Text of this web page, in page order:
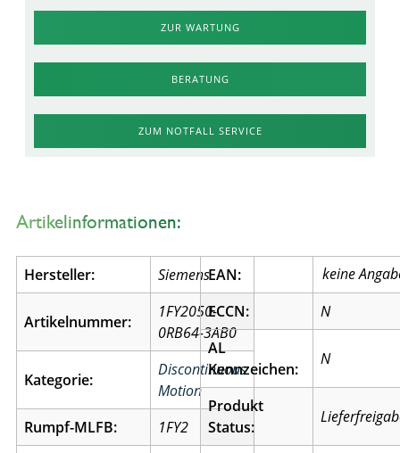
ZUR WARTUNG
BERATUNG
ZUM NOTFALL SERVICE
Artikelinformationen:
Hersteller: Siemens
Artikelnummer:
1FY2050-
0RB64-3AB0
Kategorie:
Discontinuous
Motion
Rumpf-MLFB:
1FY2
EAN:
ECCN:
N
AL
Kennzeichen:
N
Produkt
Status: